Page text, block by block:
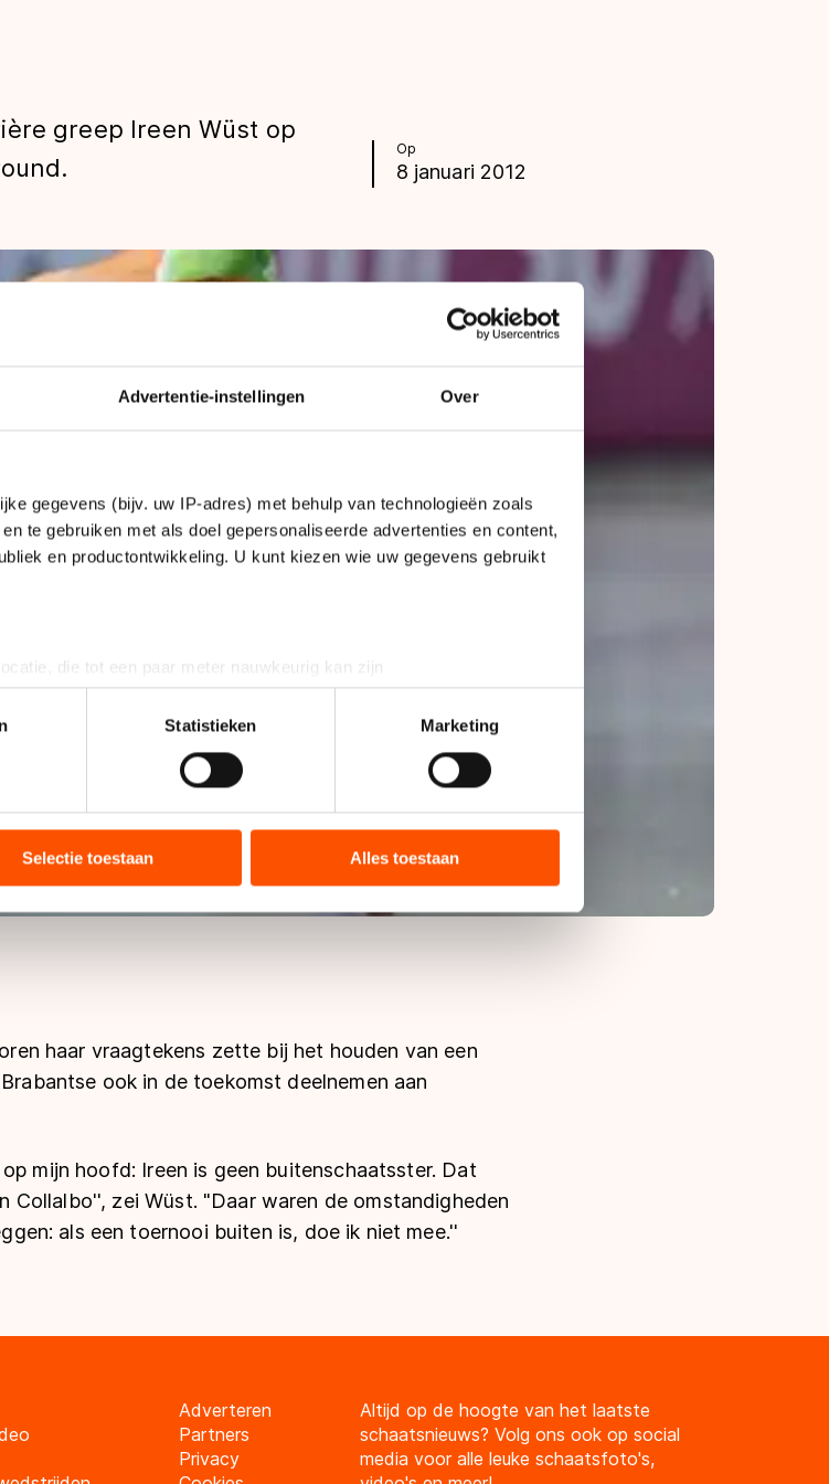
Advertentie-instellingen Over
gegevens (bijv. uw IP-adres) met behulp van technologieën zoals
te gebruiken met als doel gepersonaliseerde advertenties en content,
en productontwikkeling. U kunt kiezen wie uw gegevens gebruikt
die tot een paar meter nauwkeurig kan zijn
op specifieke eigenschappen (fingerprinting)
verwerkt en stel uw voorkeuren in het
detailgedeeltein. U kunt uw
de Cookieverklaring.
onze site met onze partners voor social media, advertenties en
die u aan hen heeft verstrekt of die zij hebben verzameld via
aan landen buiten de EU, zoals de VS, waar mogelijk geen
Door op ‘Toestaan’ te klikken, stemt u in met deze overdracht.
Statistieken Marketing
Selectie toestaan Alles toestaan
Op
8 januari 2012
greep Ireen Wüst op
haar vraagtekens zette bij het houden van een
ook in de toekomst deelnemen aan
mijn hoofd: Ireen is geen buitenschaatsster. Dat
Collalbo'', zei Wüst. "Daar waren de omstandigheden
als een toernooi buiten is, doe ik niet mee.''
Adverteren
Partners
Privacy
Altijd op de hoogte van het laatste
schaatsnieuws? Volg ons ook op social
media voor alle leuke schaatsfoto's,